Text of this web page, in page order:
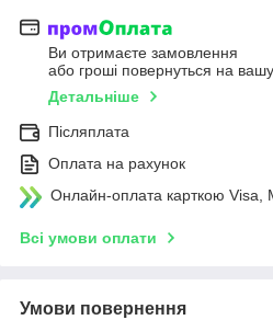
Ви отримаєте замовлення
або гроші повернуться на
Детальніше
Післяплата
Оплата на рахунок
Онлайн-оплата карткою Visa,
Всі умови оплати
Умови повернення